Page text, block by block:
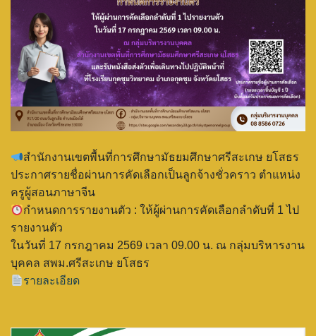
สำนักงานเขตพื้นที่การศึกษามัธยมศึกษาศรีสะเกษ ยโสธร
ประกาศรายชื่อผ่านการคัดเลือกเป็นลูกจ้างชั่วคราว ตำแหน่ง
ครูผู้สอนภาษาจีน
กำหนดการรายงานตัว : ให้ผู้ผ่านการคัดเลือกลำดับที่ 1 ไป
รายงานตัว
ในวันที่ 17 กรกฎาคม 2569 เวลา 09.00 น. ณ กลุ่มบริหารงาน
บุคคล สพม.ศรีสะเกษ ยโสธร
รายละเอียด